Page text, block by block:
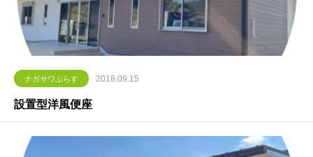
ナガサワぷらす 2018.09.15
設置型洋風便座